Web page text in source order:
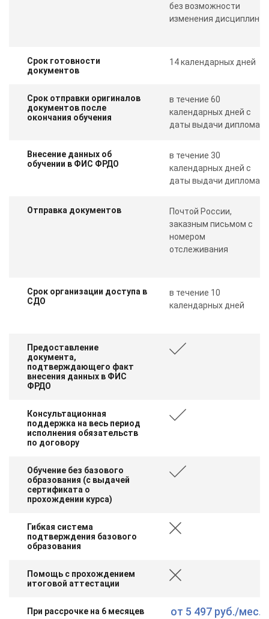
без возможности
изменения дисциплин
Срок готовности
документов
14 календарных дней
Срок отправки оригиналов
документов после
окончания обучения
в течение 60
календарных дней с
даты выдачи диплома
Внесение данных об
обучении в ФИС ФРДО
в течение 30
календарных дней с
даты выдачи диплома
Отправка документов
Почтой России,
заказным письмом с
номером
отслеживания
Срок организации доступа в
СДО
в течение 10
календарных дней
Предоставление
документа,
подтверждающего факт
внесения данных в ФИС
ФРДО
Консультационная
поддержка на весь период
исполнения обязательств
по договору
Обучение без базового
образования (с выдачей
сертификата о
прохождении курса)
Гибкая система
подтверждения базового
образования
Помощь с прохождением
итоговой аттестации
При рассрочке на 6 месяцев от 5 497 руб./мес.